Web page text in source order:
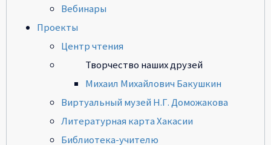
Вебинары
Проекты
Центр чтения
Творчество наших друзей
Михаил Михайлович Бакушкин
Виртуальный музей Н.Г. Доможакова
Литературная карта Хакасии
Библиотека-учителю